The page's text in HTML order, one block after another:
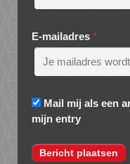
E-mailadres *
Mail mij als een
mijn entry